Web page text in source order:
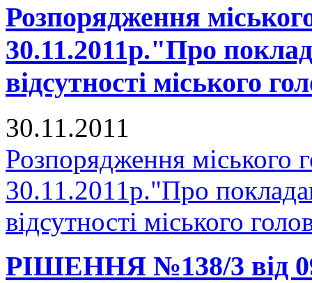
Розпорядження
30.11.2011р."Про
відсутності міського
30.11.2011
Розпорядження міського
30.11.2011р."Про
відсутності міського
РІШЕННЯ №138/3 від